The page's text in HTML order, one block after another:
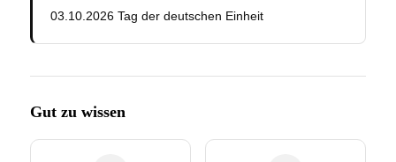
03.10.2026 Tag der deutschen Einheit
Gut zu wissen